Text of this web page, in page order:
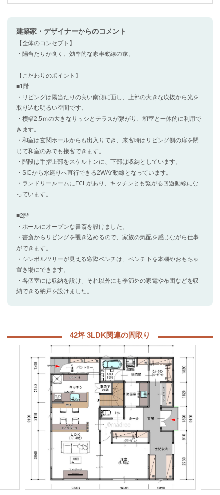
建築家・デザイナーからのコメント
【全体のコンセプト】
・陽当たりが良く、効率的な家事動線の家。
【こだわりのポイント】
■1階
・リビングは陽当たりの良い南側に面し、上部の大きな吹抜から光を
取り込む明るい空間です。
・横幅2.5ｍの大きなサッシとテラスが繋がり、和室と一体的に利用で
きます。
・和室は玄関ホールからも出入りでき、来客時はリビング側の扉を閉
じて和室のみでも接客できます。
・階段は手摺上部をスケルトンに、下部は収納としています。
・SICから水廻りへ直行できる2WAY動線となっています。
・ランドリールームにFCLがあり、キッチンとも繋がる回遊動線にな
っています。
■2階
・ホールにオープンな書斎を設けました。
・書斎からリビングを覗き込めるので、家族の気配を感じながら仕事
ができます。
・シンボルツリーが見える窓際ベンチは、ベンチ下を本棚やおもちゃ
置き場にできます。
・各個室には収納を設け、それ以外にも季節外の家電や布団などを収
納できる納戸を設けました。
42坪 3LDK関連の間取り